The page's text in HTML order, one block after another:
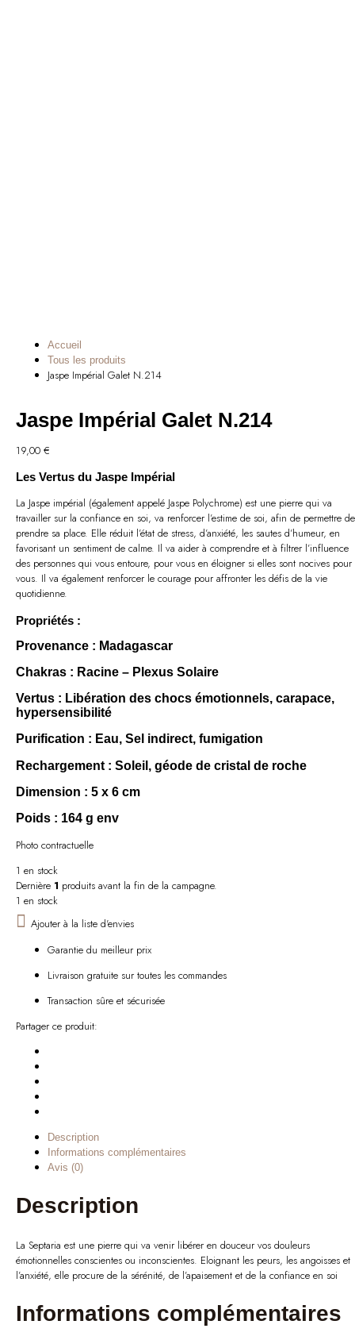
Accueil
Tous les produits
Jaspe Impérial Galet N.214
Jaspe Impérial Galet N.214
19,00 €
Les Vertus du Jaspe Impérial
La Jaspe impérial (également appelé Jaspe Polychrome) est une pierre qui va
travailler sur la confiance en soi, va renforcer l’estime de soi, afin de permettre de
prendre sa place. Elle réduit l’état de stress, d’anxiété, les sautes d’humeur, en
favorisant un sentiment de calme. Il va aider à comprendre et à filtrer l’influence
des personnes qui vous entoure, pour vous en éloigner si elles sont nocives pour
vous. Il va également renforcer le courage pour affronter les défis de la vie
quotidienne.
Propriétés :
Provenance : Madagascar
Chakras : Racine – Plexus Solaire
Vertus : Libération des chocs émotionnels, carapace,
hypersensibilité
Purification : Eau, Sel indirect, fumigation
Rechargement : Soleil, géode de cristal de roche
Dimension : 5 x 6 cm
Poids : 164 g env
Photo contractuelle
1 en stock
Dernière 1 produits avant la fin de la campagne.
1 en stock
Ajouter à la liste d'envies
Garantie du meilleur prix
Livraison gratuite sur toutes les commandes
Transaction sûre et sécurisée
Partager ce produit:
Description
Informations complémentaires
Avis (0)
Description
La Septaria est une pierre qui va venir libérer en douceur vos douleurs
émotionnelles conscientes ou inconscientes. Eloignant les peurs, les angoisses et
l’anxiété, elle procure de la sérénité, de l’apaisement et de la confiance en soi
Informations complémentaires